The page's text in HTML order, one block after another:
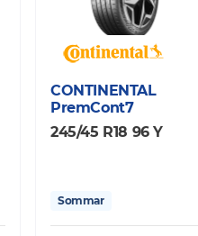
CONTINENTAL
PremCont7
245/45 R18 96 Y
Sommar